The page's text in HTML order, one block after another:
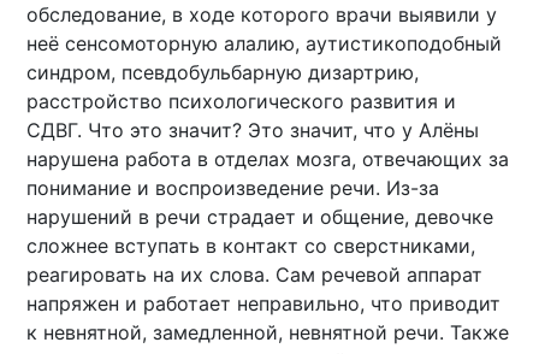
обследование, в ходе которого врачи выявили у
неё сенсомоторную алалию, аутистикоподобный
синдром, псевдобульбарную дизартрию,
расстройство психологического развития и
СДВГ. Что это значит? Это значит, что у Алёны
нарушена работа в отделах мозга, отвечающих за
понимание и воспроизведение речи. Из-за
нарушений в речи страдает и общение, девочке
сложнее вступать в контакт со сверстниками,
реагировать на их слова. Сам речевой аппарат
напряжен и работает неправильно, что приводит
к невнятной, замедленной, невнятной речи. Также